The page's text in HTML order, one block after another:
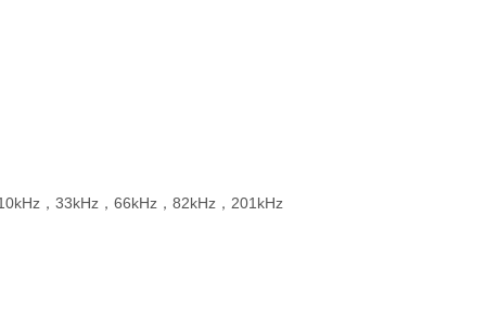
，33kHz，66kHz，82kHz，201kHz